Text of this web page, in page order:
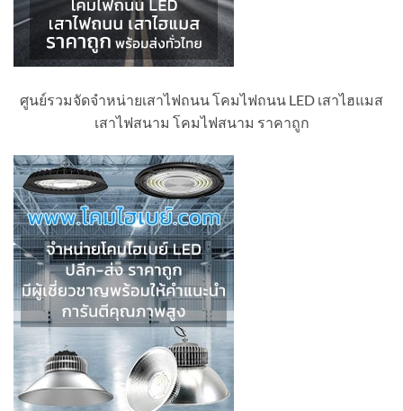
ศูนย์รวมจัดจำหน่ายเสาไฟถนน โคมไฟถนน LED เสาไฮแมส
เสาไฟสนาม โคมไฟสนาม ราคาถูก